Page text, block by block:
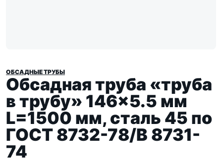
ОБСАДНЫЕ ТРУБЫ
Обсадная труба «труба
в трубу» 146×5.5 мм
L=1500 мм, сталь 45 по
ГОСТ 8732-78/В 8731-
74